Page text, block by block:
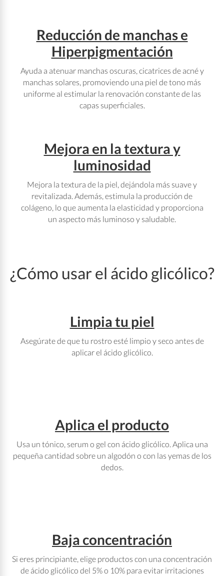
Reducción de manchas e
Hiperpigmentación
Ayuda a atenuar manchas oscuras, cicatrices de acné y
manchas solares, promoviendo una piel de tono más
uniforme al estimular la renovación constante de las
capas superficiales.
Mejora en la textura y
luminosidad
Mejora la textura de la piel, dejándola más suave y
revitalizada. Además, estimula la producción de
colágeno, lo que aumenta la elasticidad y proporciona
un aspecto más luminoso y saludable.
¿Cómo usar el ácido glicólico?
Limpia tu piel
Asegúrate de que tu rostro esté limpio y seco antes de
aplicar el ácido glicólico.
Aplica el producto
Usa un tónico, serum o gel con ácido glicólico. Aplica una
pequeña cantidad sobre un algodón o con las yemas de los
dedos.
Baja concentración
Si eres principiante, elige productos con una concentración
de ácido glicólico del 5% o 10% para evitar irritaciones